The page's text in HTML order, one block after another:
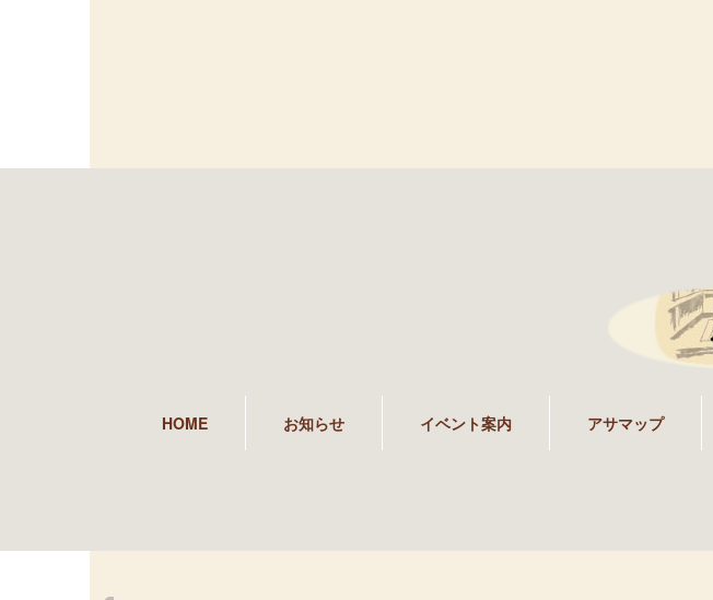
HOME お知らせ イベント案内 アサマップ